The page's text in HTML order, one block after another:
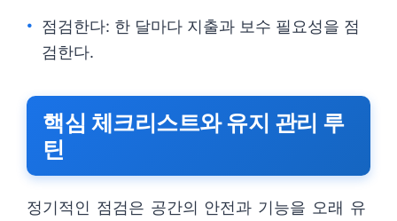
점검한다: 한 달마다 지출과 보수 필요성을 점
검한다.
핵심 체크리스트와 유지 관리 루
틴
정기적인 점검은 공간의 안전과 기능을 오래 유